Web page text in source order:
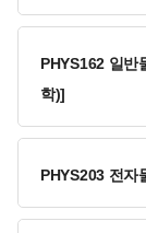
PHYS162 일
학)]
PHYS203 전자